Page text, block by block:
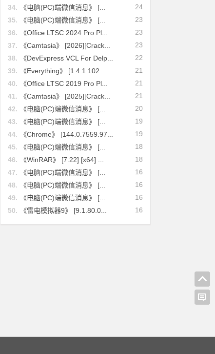
24
34.
《电脑(PC)端微信消息》 [...
23
35.
《电脑(PC)端微信消息》 [...
23
36.
《Office LTSC 2024 Pro Pl...
23
37.
《Camtasia》 [2026][Crack...
22
38.
《DevExpress VCL For Delp...
21
39.
《Everything》 [1.4.1.102...
21
40.
《Office LTSC 2019 Pro Pl...
21
41.
《Camtasia》 [2025][Crack...
20
42.
《电脑(PC)端微信消息》 [...
19
43.
《电脑(PC)端微信消息》 [...
19
44.
《Chrome》 [144.0.7559.97...
18
45.
《电脑(PC)端微信消息》 [...
18
46.
《WinRAR》 [7.22] [x64] ...
16
47.
《电脑(PC)端微信消息》 [...
16
48.
《电脑(PC)端微信消息》 [...
16
49.
《电脑(PC)端微信消息》 [...
16
50. 《雷电模拟器9》 [9.1.80.0...